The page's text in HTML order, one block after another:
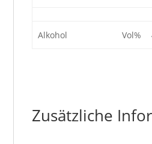
Alkohol Vol%
Zusätzliche